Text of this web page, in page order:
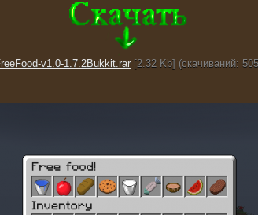
v1.0-1.7.2Bukkit.rar [2.32 Kb] (cкачиваний: